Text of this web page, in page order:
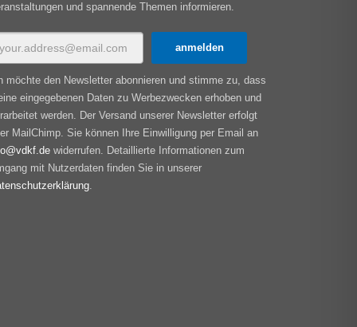
und spannende Themen informieren.
möchte den Newsletter abonnieren und stimme zu, dass
eingegebenen Daten zu Werbezwecken erhoben und
werden. Der Versand unserer Newsletter erfolgt
MailChimp. Sie können Ihre Einwilligung per Email an
widerrufen. Detaillierte Informationen zum
mit Nutzerdaten finden Sie in unserer
.